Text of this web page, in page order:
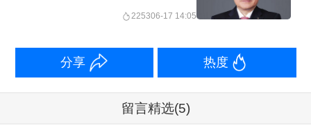
的一半，进出口总额达3720亿元，占全
随着美国“对等关税”落地，深圳市金融机
构如何积极准备应对措施？
225306-17 14:05
分享 热度
留言精选(5)